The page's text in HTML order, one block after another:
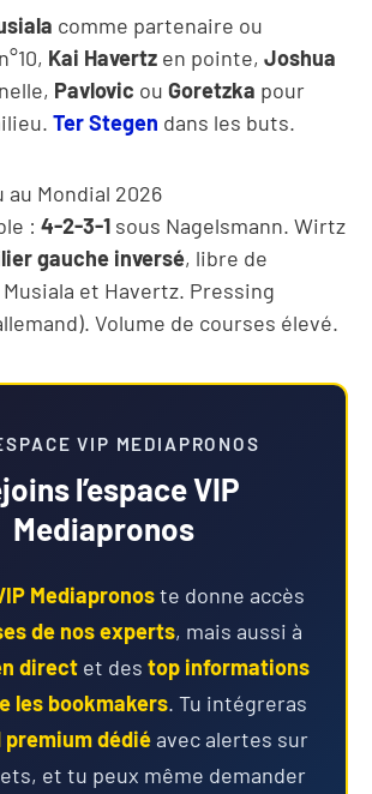
comme partenaire ou
Kai Havertz en pointe, Joshua
Pavlovic ou Goretzka pour
Ter Stegen dans les buts.
Mondial 2026
: 4-2-3-1 sous Nagelsmann. Wirtz
gauche inversé, libre de
et Havertz. Pressing
Volume de courses élevé.
VIP MEDIAPRONOS
l’espace VIP
Mediapronos
Mediapronoste donne accès
de nos experts, mais aussi à
direct et des top informations
les bookmakers. Tu intégreras
premium dédié avec alertes sur
et tu peux même demander